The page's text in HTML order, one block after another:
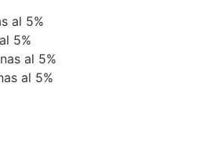
al 5%
5%
al 5%
al 5%